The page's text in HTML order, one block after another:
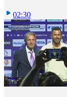
02:30